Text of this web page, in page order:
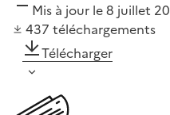
Mis à jour le 8 juillet
437 téléchargements
Télécharger